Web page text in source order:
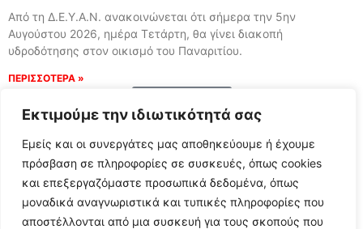
Εκτιμούμε την ιδιωτικότητά σας
Εμείς και οι συνεργάτες μας αποθηκεύουμε ή έχουμε
πρόσβαση σε πληροφορίες σε συσκευές, όπως cookies
και επεξεργαζόμαστε προσωπικά δεδομένα, όπως
μοναδικά αναγνωριστικά και τυπικές πληροφορίες που
αποστέλλονται από μια συσκευή για τους σκοπούς που
Από τη Δ.Ε.Υ.Α.Ν. ανακοινώνεται ότι σήμερα την 5ην
Αυγούστου 2026, ημέρα Τετάρτη, θα γίνει διακοπή
υδροδότησης στον οικισμό του Παναριτίου.
ΠΕΡΙΣΣΟΤΕΡΑ »